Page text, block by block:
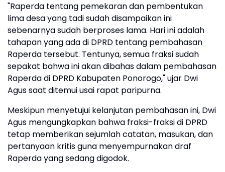
​"Raperda tentang pemekaran dan pembentukan
lima desa yang tadi sudah disampaikan ini
sebenarnya sudah berproses lama. Hari ini adalah
tahapan yang ada di DPRD tentang pembahasan
Raperda tersebut. Tentunya, semua fraksi sudah
sepakat bahwa ini akan dibahas dalam pembahasan
Raperda di DPRD Kabupaten Ponorogo," ujar Dwi
Agus saat ditemui usai rapat paripurna.
​Meskipun menyetujui kelanjutan pembahasan ini, Dwi
Agus mengungkapkan bahwa fraksi-fraksi di DPRD
tetap memberikan sejumlah catatan, masukan, dan
pertanyaan kritis guna menyempurnakan draf
Raperda yang sedang digodok.